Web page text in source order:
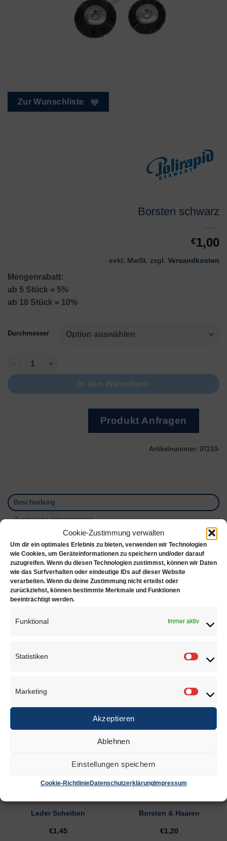
Cookie-Zustimmung verwalten
Um dir ein optimales Erlebnis zu bieten, verwenden wir Technologien
wie Cookies, um Geräteinformationen zu speichern und/oder darauf
zuzugreifen. Wenn du diesen Technologien zustimmst, können wir Daten
wie das Surfverhalten oder eindeutige IDs auf dieser Website
verarbeiten. Wenn du deine Zustimmung nicht erteilst oder
zurückziehst, können bestimmte Merkmale und Funktionen
beeinträchtigt werden.
Funktional Immer aktiv
Statistiken
Marketing
Akzeptieren
Ablehnen
Einstellungen speichern
Cookie-RichtlinieDatenschutzerklärungImpressum
Zur Wunschliste
Borsten schwarz
€1,00
exkl. MwSt. zzgl. Versandkosten
Mengenrabatt:
ab 5 Stück = 5%
ab 10 Stück = 10%
Durchmesser
Borsten schwarz Menge
In den Warenkorb
Produkt Anfragen
Artikelnummer: 07210-
Beschreibung
Zusätzliche Informationen
Produktsicherheit
Rezensionen (0)
Miniaturbürste mit schwarzen Chungking Borsten –
unmontiert
Sonderbestellung, 6er Pkg.)
ÄHNLICHE PRODUKTE
Leder Scheiben
€1,45
Borsten & Haaren
€1,20